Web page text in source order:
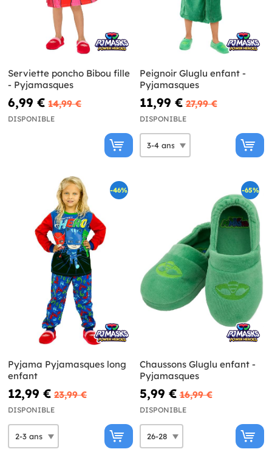
Serviette poncho Bibou fille
- Pyjamasques
6,99 € 14,99 €
DISPONIBLE
Peignoir Gluglu enfant -
Pyjamasques
11,99 € 27,99 €
DISPONIBLE
-46%
Pyjama Pyjamasques long
enfant
12,99 € 23,99 €
DISPONIBLE
-65%
Chaussons Gluglu enfant -
Pyjamasques
5,99 € 16,99 €
DISPONIBLE